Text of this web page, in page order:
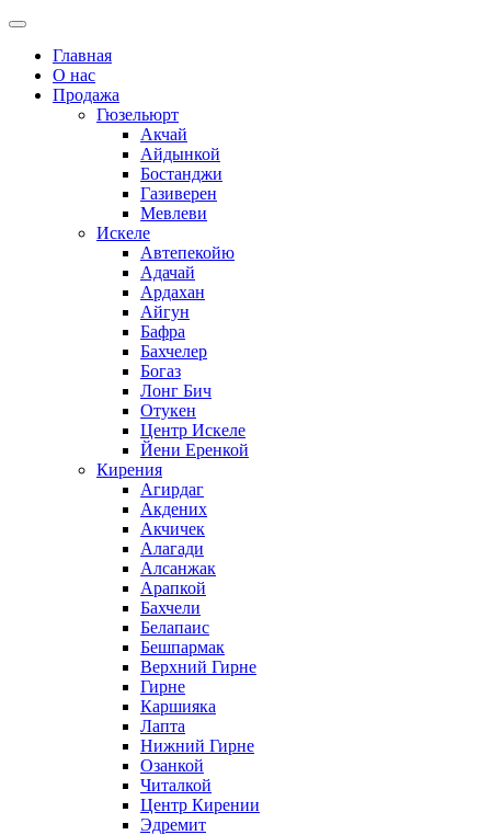
Главная
О нас
Продажа
Гюзельюрт
Акчай
Айдынкой
Бостанджи
Газиверен
Мевлеви
Искеле
Автепекойю
Адачай
Ардахан
Айгун
Бафра
Бахчелер
Богаз
Лонг Бич
Отукен
Центр Искеле
Йени Еренкой
Кирения
Агирдаг
Акдених
Акчичек
Алагади
Алсанжак
Арапкой
Бахчели
Белапаис
Бешпармак
Верхний Гирне
Гирне
Каршияка
Лапта
Нижний Гирне
Озанкой
Читалкой
Центр Кирении
Эдремит